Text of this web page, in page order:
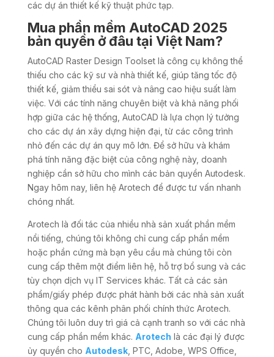
các dự án thiết kế kỹ thuật phức tạp.
Mua phần mềm AutoCAD 2025
bản quyền ở đâu tại Việt Nam?
AutoCAD Raster Design Toolset là công cụ không thể
thiếu cho các kỹ sư và nhà thiết kế, giúp tăng tốc độ
thiết kế, giảm thiểu sai sót và nâng cao hiệu suất làm
việc. Với các tính năng chuyên biệt và khả năng phối
hợp giữa các hệ thống, AutoCAD là lựa chọn lý tưởng
cho các dự án xây dựng hiện đại, từ các công trình
nhỏ đến các dự án quy mô lớn. Để sở hữu và khám
phá tính năng đặc biệt của công nghệ này, doanh
nghiệp cần sở hữu cho mình các bản quyền Autodesk.
Ngay hôm nay, liên hệ Arotech để được tư vấn nhanh
chóng nhất.
Arotech là đối tác của nhiều nhà sản xuất phần mềm
nổi tiếng, chúng tôi không chỉ cung cấp phần mềm
hoặc phần cứng mà bạn yêu cầu mà chúng tôi còn
cung cấp thêm một điểm liên hệ, hỗ trợ bổ sung và các
tùy chọn dịch vụ IT Services khác. Tất cả các sản
phẩm/giấy phép được phát hành bởi các nhà sản xuất
thông qua các kênh phân phối chính thức Arotech.
Chúng tôi luôn duy trì giá cả cạnh tranh so với các nhà
cung cấp phần mềm khác. Arotech là các đại lý được
ủy quyền cho Autodesk, PTC, Adobe, WPS Office,